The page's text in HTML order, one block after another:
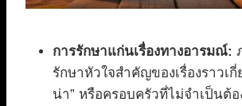
การรักษาแก่นเรื่องทางอารมณ์:
รักษาหัวใจสำคัญของเรื่องราวเกี่
น่า” หรือครอบครัวที่ไม่จำเป็นต้